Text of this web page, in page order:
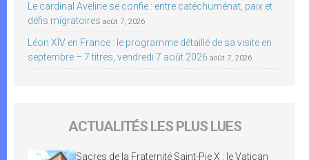
Le cardinal Aveline se confie : entre catéchuménat, paix et
défis migratoires août 7, 2026
Léon XIV en France : le programme détaillé de sa visite en
septembre – 7 titres, vendredi 7 août 2026 août 7, 2026
ACTUALITÉS LES PLUS LUES
Sacres de la Fraternité Saint-Pie X : le Vatican